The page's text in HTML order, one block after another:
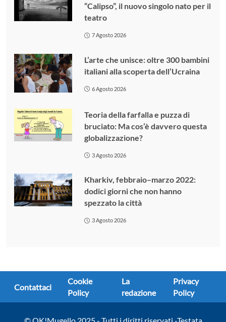
“Calipso”, il nuovo singolo nato per il
teatro
7 Agosto 2026
L’arte che unisce: oltre 300 bambini
italiani alla scoperta dell’Ucraina
6 Agosto 2026
Teoria della farfalla e puzza di
bruciato: Ma cos’è davvero questa
globalizzazione?
3 Agosto 2026
Kharkiv, febbraio–marzo 2022:
dodici giorni che non hanno
spezzato la città
3 Agosto 2026
Contattaci
Cookie
Policy
La
redazione
Privacy
Policy